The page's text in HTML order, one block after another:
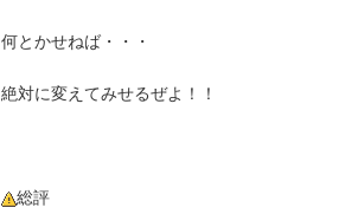
何とかせねば・・・
絶対に変えてみせるぜよ！！
総評